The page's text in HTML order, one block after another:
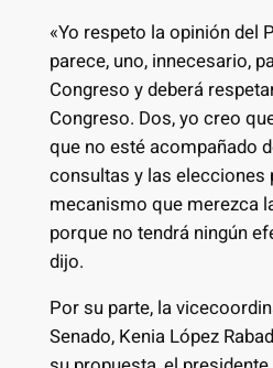
«Yo respeto la opinión del
parece, uno, innecesario,
Congreso y deberá
Congreso. Dos, yo creo
que no esté acompañado
consultas y las elecciones
mecanismo que merezca
porque no tendrá ningún
dijo.
Por su parte, la
Senado, Kenia López